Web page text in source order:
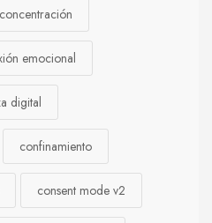
concentración
emocional
digital
confinamiento
consent mode v2